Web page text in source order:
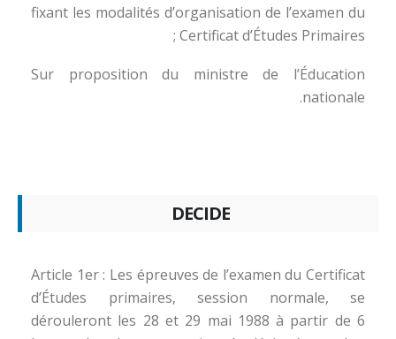
fixant les modalités d’organisation de l’examen du
Certificat d’Études Primaires ;
Sur proposition du ministre de l’Éducation
nationale.
DECIDE
Article 1er : Les épreuves de l’examen du Certificat
d’Études primaires, session normale, se
dérouleront les 28 et 29 mai 1988 à partir de 6